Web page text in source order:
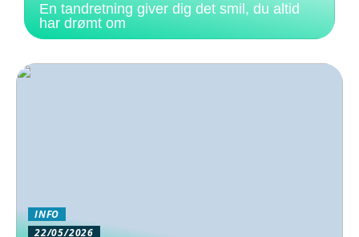
En tandretning giver dig det smil, du altid
har drømt om
INFO
22/05/2026